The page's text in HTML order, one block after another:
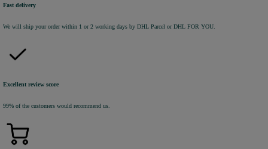
Fast delivery
We will ship your order within 1 or 2 working days by DHL Parcel or DHL FOR YOU.
Excellent review score
99% of the customers would recommend us.